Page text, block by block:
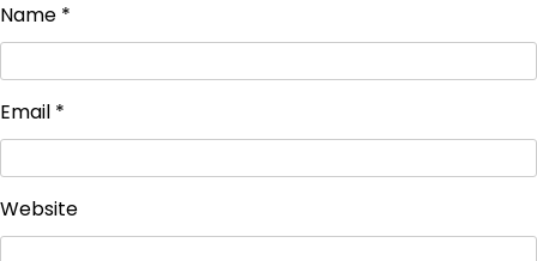
Name *
Email *
Website